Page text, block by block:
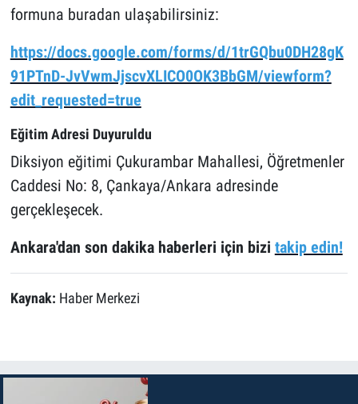
formuna buradan ulaşabilirsiniz:
https://docs.google.com/forms/d/1trGQbu0DH28gK
91PTnD-JvVwmJjscvXLICO0OK3BbGM/viewform?
edit_requested=true
Eğitim Adresi Duyuruldu
Diksiyon eğitimi Çukurambar Mahallesi, Öğretmenler
Caddesi No: 8, Çankaya/Ankara adresinde
gerçekleşecek.
Ankara'dan son dakika haberleri için bizi takip edin!
Kaynak: Haber Merkezi